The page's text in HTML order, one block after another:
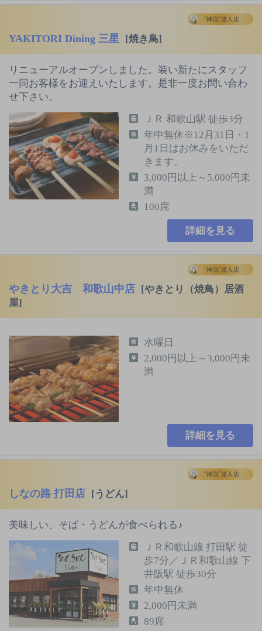
YAKITORI Dining 三星 [焼き鳥]
リニューアルオープンしました。装い新たにスタッフ
一同お客様をお迎えいたします。是非一度お問い合わ
せ下さい。
ＪＲ 和歌山駅 徒歩3分
年中無休※12月31日・1
月1日はお休みをいただ
きます。
3,000円以上～5,000円未
満
100席
詳細を見る
やきとり大吉 和歌山中店 [やきとり（焼鳥）居酒
屋]
水曜日
2,000円以上～3,000円未
満
詳細を見る
しなの路 打田店 [うどん]
美味しい、そば・うどんが食べられる♪
ＪＲ和歌山線 打田駅 徒
歩7分／ＪＲ和歌山線 下
井阪駅 徒歩30分
年中無休
2,000円未満
89席